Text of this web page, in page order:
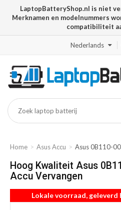
LaptopBatteryShop.nl is niet
Merknamen en modelnummers
compatibiliteit
Nederlands
Home Asus Accu Asus 0B110-
Hoog Kwaliteit Asus
Accu Vervangen
Lokale voorraad, geleverd